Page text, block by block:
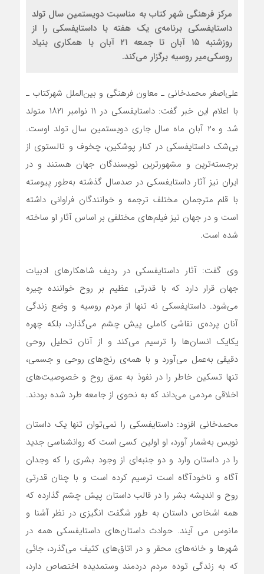
مرکز فرهنگی شهر کتاب به مناسبت دویستمین سال تولد
داستایفسکی برنامه‌ی یک هفته با داستایفسکی را از
روزشنبه ۱۵ آبان تا جمعه ۲۱ آبان با همکاری بنیاد
روسکی‌میر روسیه برگزار می‌کند.
علی‌اصغر محمدخانی ـ معاون فرهنگی و بین‌الملل شهرکتاب ـ‌
با اعلام این خبر گفت: داستایفسکی در ۱۱ نوامبر ۱۸۲۱ متولد
شد و ۲۰ آبان ماه سال جاری دویستمین سال تولد اوست.
بی‌شک داستایفسکی در کنار پوشکین، چخوف و تالستوی از
برجسته‌ترین و مشهورترین نویسندگان جهان هستند و در
ایران نیز آثار داستایفسکی در صدسال گذشته به‌طور پیوسته
با قلم مترجمان مختلف ترجمه و خوانندگان فراوانی داشته
است و در جهان نیز فیلم‌های مختلفی بر اساس آثار او ساخته
شده است.
وی گفت: آثار داستایفسکی در ردیف شاهکارهای ادبیات
جهان قرار دارد که با قدرتی عظیم بر روح خواننده چیره
می‌شود. داستایفسکی نه تنها از مردم روسیه و وضع زندگی
آنان پرده‌ی نقاشی کاملی پیش چشم می‌گذارد، بلکه چهره
یکایک انسان‌ها را ترسیم می‌کند و از آنان تحلیل روحی
دقیقی به‌عمل می‌آورد و با همه‌ی رنج‌های روحی و جسمی،
تنها تسکین خاطر را در نفوذ به عمق روح و خصوصیت‌های
اخلاقی مردمی می‌داند که به نحوی از جامعه طرد شده بودند.
محمدخانی افزود: داستایفسکی را نمی‌توان تنها یک داستان
نویس به‌شمار آورد، او اولین کسی است که روانشناسی جدید
را در داستان وارد و دو جنبه‌ای از وجود بشری را که وجدان
آگاه و ناخودآگاه است ترسیم کرده است و با چنان قدرتی
روح و اندیشه بشر را در قالب داستان پیش چشم گذارده که
همه اشخاص داستان به طور شگفت انگیزی در نظر آشنا و
مانوس می آیند. حوادث داستان‌های داستایفسکی همه در
شهرها و خانه‌های محقر و در اتاق‌های کثیف می‌گذرد، جائی
که به زندگی توده مردم دردمند وستمدیده اختصاص دارد،